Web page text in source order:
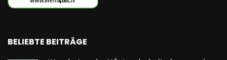
BELIEBTE BEITRÄGE